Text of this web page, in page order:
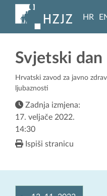
HR
Svjetski
Hrvatski zavod za javno
ljubaznosti
Zadnja izmjena:
17. veljače 2022.
14:30
Ispiši stranicu